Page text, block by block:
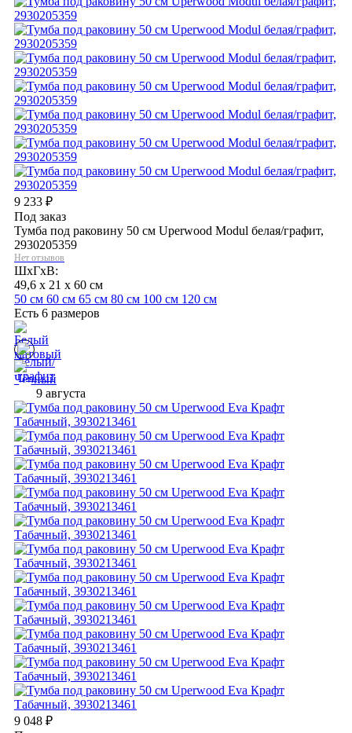
9 233 ₽
Под заказ
Тумба под раковину 50 см Uperwood Modul белая/графит,
2930205359
Нет отзывов
ШхГхВ:
49,6 x 21 x 60 см
50 см 60 см 65 см 80 см 100 см 120 см
Есть 6 размеров
9 августа
9 048 ₽